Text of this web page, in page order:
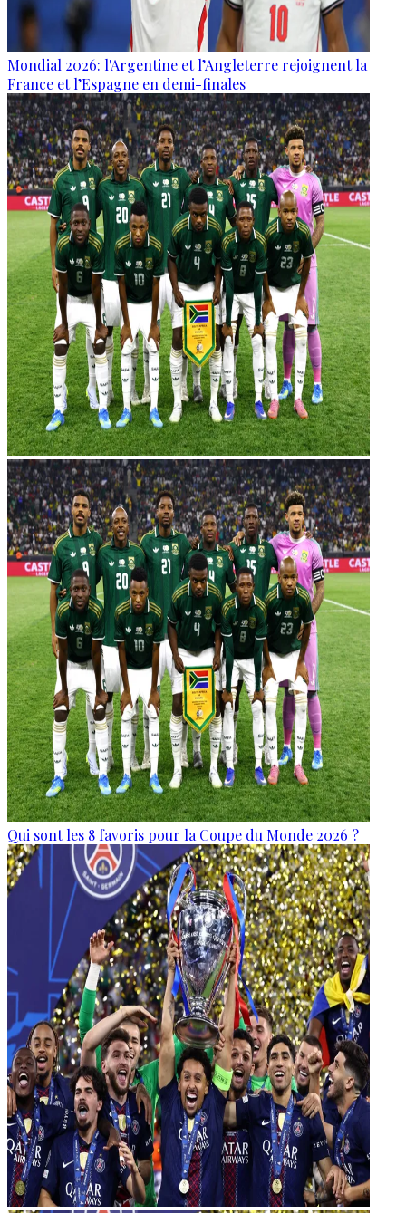
Mondial 2026: l'Argentine et l’Angleterre rejoignent la
France et l’Espagne en demi-finales
Qui sont les 8 favoris pour la Coupe du Monde 2026 ?